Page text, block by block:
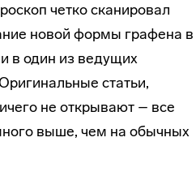
четко сканировал
новой формы графена в
в один из ведущих
статьи,
не открывают – все
выше, чем на обычных